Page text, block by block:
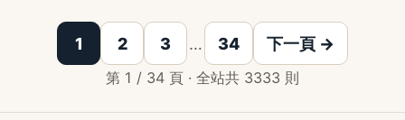
1 2 3 … 34 下一頁 →
第 1 / 34 頁 · 全站共 3333 則